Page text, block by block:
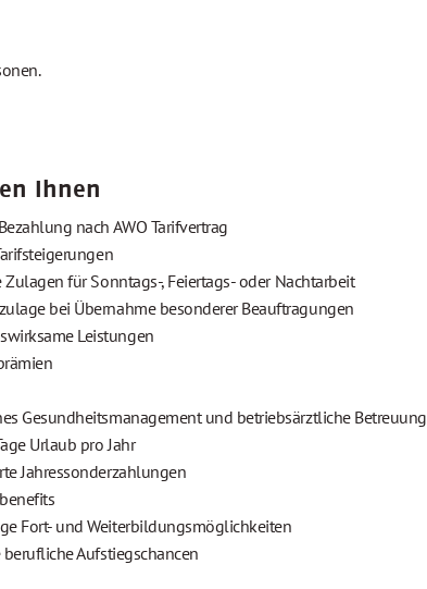
Ihnen
nach AWO Tarifvertrag
Zulagen für Sonntags-, Feiertags- oder Nachtarbeit
bei Übernahme besonderer Beauftragungen
Leistungen
Gesundheitsmanagement und betriebsärztliche Betreuung
Urlaub pro Jahr
Jahressonderzahlungen
Fort- und Weiterbildungsmöglichkeiten
Aufstiegschancen